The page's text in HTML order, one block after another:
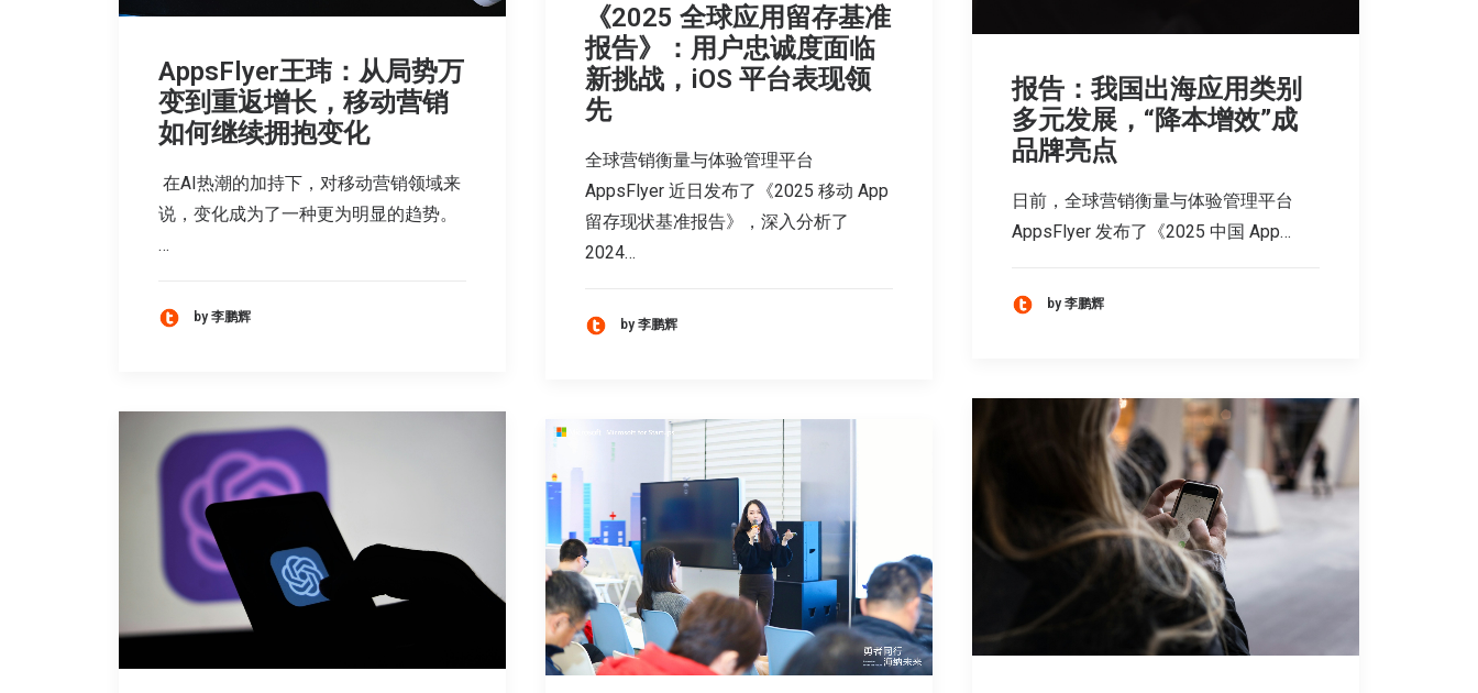
《2025 全球应用留存基准
报告》：用户忠诚度面临
新挑战，iOS 平台表现领
先
全球营销衡量与体验管理平台
AppsFlyer 近日发布了《2025 移动 App
留存现状基准报告》，深入分析了
2024…
by 李鹏辉
报告：我国出海应用类别
多元发展，“降本增效”成
品牌亮点
日前，全球营销衡量与体验管理平台
AppsFlyer 发布了《2025 中国 App…
by 李鹏辉
AppsFlyer王玮：从局势万
变到重返增长，移动营销
如何继续拥抱变化
在AI热潮的加持下，对移动营销领域来
说，变化成为了一种更为明显的趋势。
…
by 李鹏辉